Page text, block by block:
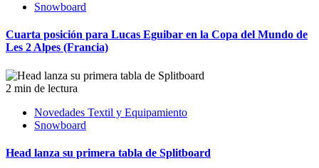
Snowboard
Cuarta posición para Lucas Eguibar en la Copa del Mundo de
Les 2 Alpes (Francia)
2 min de lectura
Novedades Textil y Equipamiento
Snowboard
Head lanza su primera tabla de Splitboard